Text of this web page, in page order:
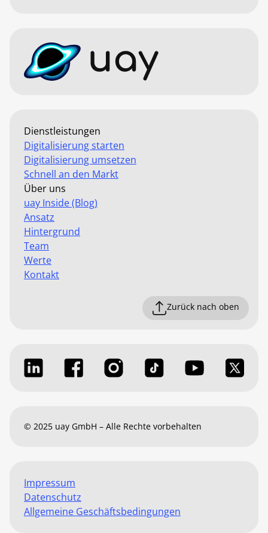
Dienstleistungen
Digitalisierung starten
Digitalisierung umsetzen
Schnell an den Markt
Über uns
uay Inside (Blog)
Ansatz
Hintergrund
Team
Werte
Kontakt
Zurück nach oben
© 2025 uay GmbH – Alle Rechte vorbehalten
Impressum
Datenschutz
Allgemeine Geschäftsbedingungen